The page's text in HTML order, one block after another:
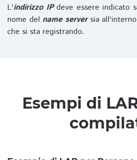
L'indirizzo IPdeve essere indicato
nome del name serversia
che si sta registrando.
Esempi di